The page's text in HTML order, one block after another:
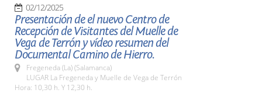
02/12/2025
Presentación de el nuevo Centro de
Recepción de Visitantes del Muelle de
Vega de Terrón y vídeo resumen del
Documental Camino de Hierro.
Fregeneda (La) (Salamanca)
LUGAR La Fregeneda y Muelle de Vega de Terrón
Hora: 10,30 h. Y 12,30 h.